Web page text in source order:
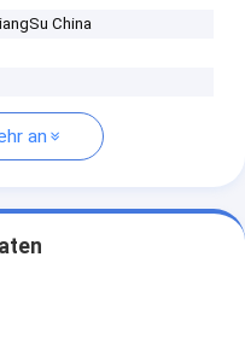
China
an